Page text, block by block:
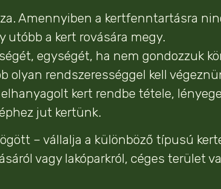
Amennyiben a kertfenntartásra
utóbb a kert rovására megy.
egységét, ha nem gondozzuk
rendszerességgel kell
kert rendbe tétele,
jut kertünk.
– vállalja a különböző típusú
vagy lakóparkról, céges terület